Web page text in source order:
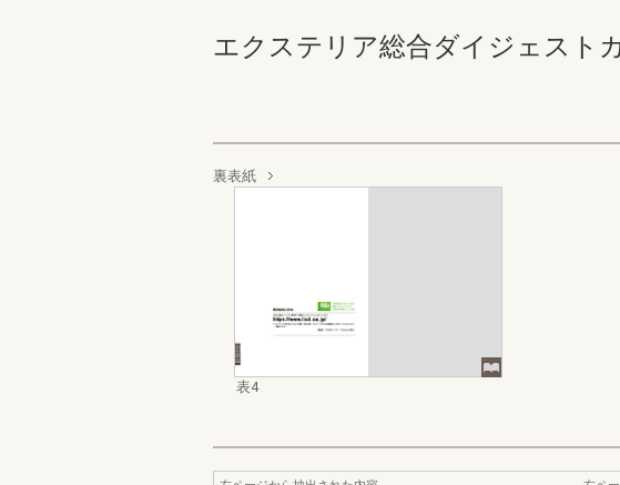
エクステリア総合ダイジェスト
裏表紙
表4